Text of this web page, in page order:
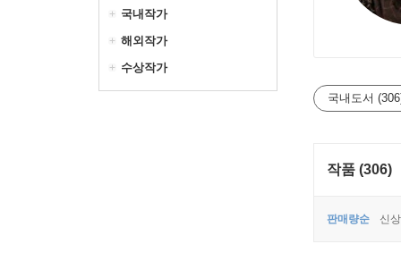
국내작가
해외작가
수상작가
국내도서
작품 (306)
판매량순 신